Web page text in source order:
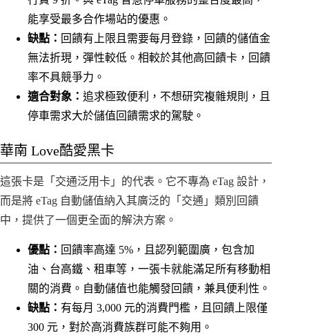
能享受最多合作場站的優惠。
缺點： 回饋有上限且需要每月登錄，回饋的儲值金
無法折現，彈性較低。相較於其他高回饋卡，回饋
率不具競爭力。
適合對象： 追求極致便利，不想研究複雜規則，且
停車需求大於儲值回饋需求的駕駛。
華南 Love酷愛黑卡
這張卡是「交通泛用卡」的代表。它不專為 eTag 設計，
而是將 eTag 自動儲值納入其廣泛的「交通」類別回饋
中，提供了一個更全面的解決方案。
優點： 回饋率高達 5%，且認列範圍廣，包含加
油、台高鐵、租車等，一張卡就能滿足所有移動相
關的消費。自動儲值也能觸發回饋，兼具便利性。
缺點： 有每月 3,000 元的消費門檻，且回饋上限僅
300 元，對於高消費族群可能不夠用。